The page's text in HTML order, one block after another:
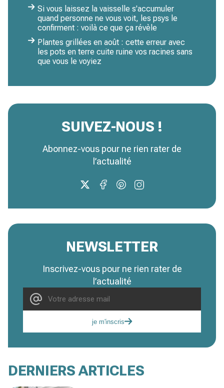
Si vous laissez la vaisselle s'accumuler
quand personne ne vous voit, les psys le
confirment : voilà ce que ça révèle
Plantes grillées en août : cette erreur avec
les pots en terre cuite ruine vos racines sans
que vous le voyiez
SUIVEZ-NOUS !
Abonnez-vous pour ne rien rater de
l’actualité
NEWSLETTER
Inscrivez-vous pour ne rien rater de
l’actualité
je m'inscris
DERNIERS ARTICLES